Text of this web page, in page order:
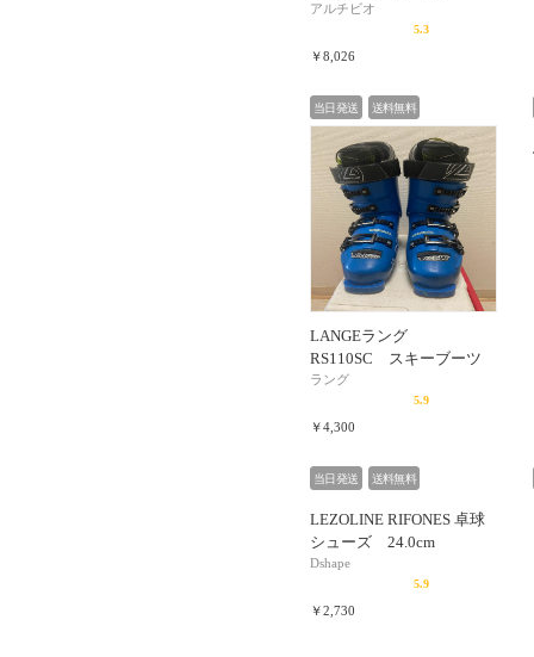
アルチビオ
5.3
￥8,026
当日発送 送料無料
LANGEラング
RS110SC スキーブーツ
ラング
5.9
￥4,300
当日発送 送料無料
LEZOLINE RIFONES 卓球
シューズ 24.0cm
Dshape
5.9
￥2,730